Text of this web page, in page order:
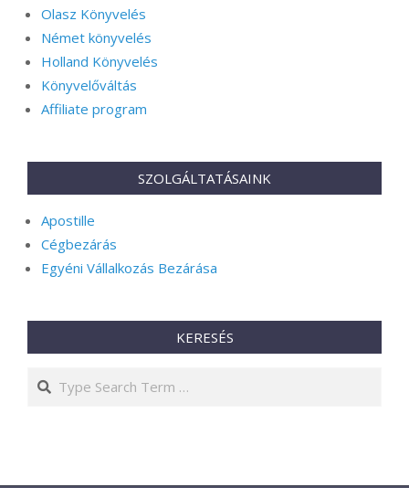
Olasz Könyvelés
Német könyvelés
Holland Könyvelés
Könyvelőváltás
Affiliate program
SZOLGÁLTATÁSAINK
Apostille
Cégbezárás
Egyéni Vállalkozás Bezárása
KERESÉS
Search